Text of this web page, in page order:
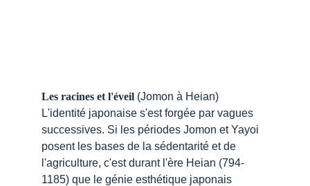
Les racines et l'éveil (Jomon à Heian)
L'identité japonaise s'est forgée par vagues
successives. Si les périodes Jomon et Yayoi
posent les bases de la sédentarité et de
l'agriculture, c'est durant l'ère Heian (794-
1185) que le génie esthétique japonais